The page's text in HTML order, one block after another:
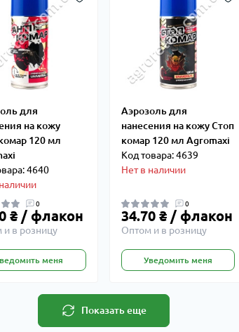
для
на кожу
120 мл
4640
0
₴ / флакон
и в розницу
меня
Аэрозоль для
нанесения на кожу Стоп
комар 120 мл Agromaxi
Код товара: 4639
Нет в наличии
0
34.70 ₴ / флакон
Оптом и в розницу
Уведомить меня
Показать еще